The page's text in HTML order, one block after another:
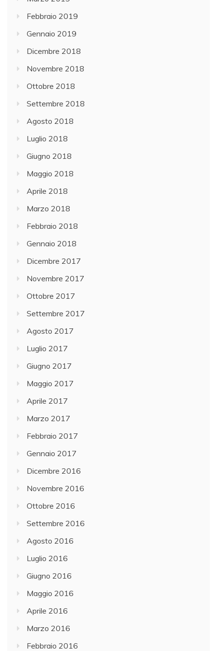
Febbraio 2019
Gennaio 2019
Dicembre 2018
Novembre 2018
Ottobre 2018
Settembre 2018
Agosto 2018
Luglio 2018
Giugno 2018
Maggio 2018
Aprile 2018
Marzo 2018
Febbraio 2018
Gennaio 2018
Dicembre 2017
Novembre 2017
Ottobre 2017
Settembre 2017
Agosto 2017
Luglio 2017
Giugno 2017
Maggio 2017
Aprile 2017
Marzo 2017
Febbraio 2017
Gennaio 2017
Dicembre 2016
Novembre 2016
Ottobre 2016
Settembre 2016
Agosto 2016
Luglio 2016
Giugno 2016
Maggio 2016
Aprile 2016
Marzo 2016
Febbraio 2016